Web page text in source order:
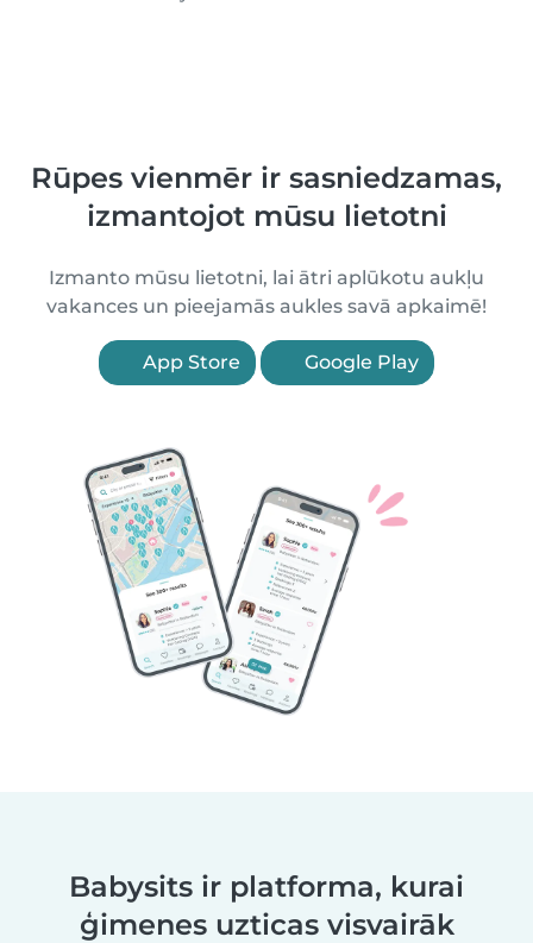
Rūpes vienmēr ir sasniedzamas,
izmantojot mūsu lietotni
Izmanto mūsu lietotni, lai ātri aplūkotu aukļu
vakances un pieejamās aukles savā apkaimē!
App Store Google Play
Babysits ir platforma, kurai
ģimenes uzticas visvairāk